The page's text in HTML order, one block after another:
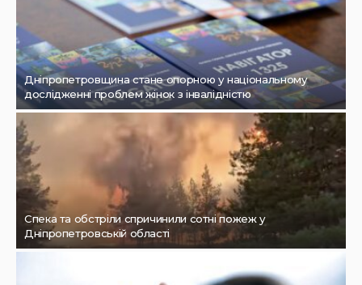
Дніпропетровщина стане опорною у національному
дослідженні проблем жінок з інвалідністю
Спека та обстріли спричинили сотні пожеж у
Дніпропетровській області